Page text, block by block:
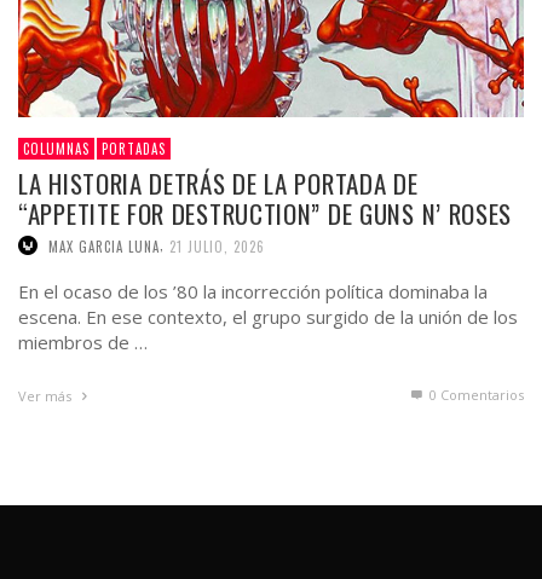
COLUMNAS PORTADAS
LA HISTORIA DETRÁS DE LA PORTADA DE
“APPETITE FOR DESTRUCTION” DE GUNS N’ ROSES
MAX GARCIA LUNA 21 JULIO, 2026
En el ocaso de los ’80 la incorrección política dominaba la
escena. En ese contexto, el grupo surgido de la unión de los
miembros de …
Ver más 0 Comentarios